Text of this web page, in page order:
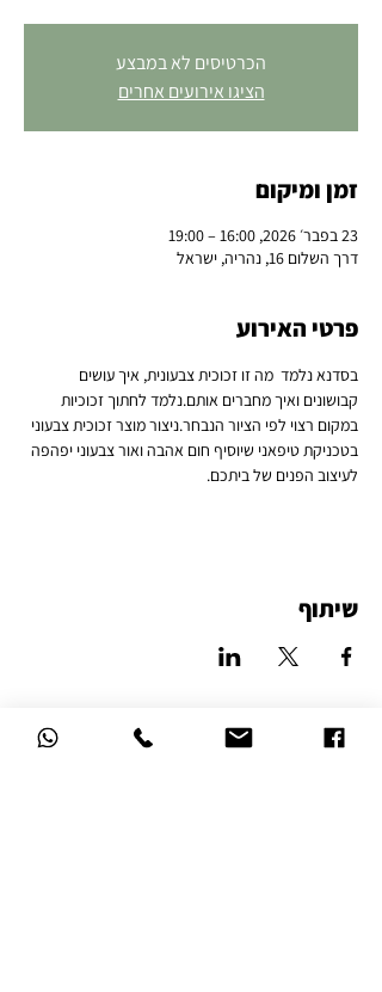
הכרטיסים לא במבצע
הציגו אירועים אחרים
זמן ומיקום
23 בפבר׳ 2026, 16:00 – 19:00
דרך השלום 16, נהריה, ישראל
פרטי האירוע
בסדנא נלמד  מה זו זכוכית צבעונית, איך עושים
קבושונים ואיך מחברים אותם.נלמד לחתוך זכוכיות
במקום רצוי לפי הציור הנבחר.ניצור מוצר זכוכית צבעוני
בטכניקת טיפאני שיוסיף חום אהבה ואור צבעוני יפהפה
לעיצוב הפנים של ביתכם.
שיתוף